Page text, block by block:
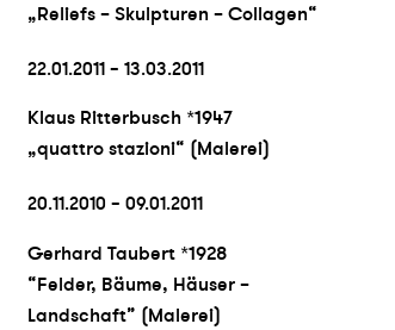
„Reliefs – Skulpturen – Collagen“
22.01.2011 – 13.03.2011
Klaus Ritterbusch *1947
„quattro stazioni“ (Malerei)
20.11.2010 – 09.01.2011
Gerhard Taubert *1928
“Felder, Bäume, Häuser –
Landschaft” (Malerei)